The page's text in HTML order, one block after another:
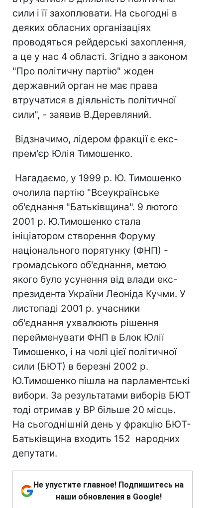
сили і її захоплювати. На сьогодні в
деяких обласних організаціях
проводяться рейдерські захоплення,
а це у нас 4 області. Згідно з законом
"Про політичну партію" жоден
державний орган не має права
втручатися в діяльність політичної
сили", - заявив В.Деревляний.
Відзначимо, лідером фракції є екс-
прем'єр Юлія Тимошенко.
Нагадаємо, у 1999 р. Ю. Тимошенко
очолила партію "Всеукраїнське
об'єднання "Батьківщина". 9 лютого
2001 р. Ю.Тимошенко стала
ініціатором створення Форуму
національного порятунку (ФНП) -
громадського об'єднання, метою
якого було усунення від влади екс-
президента України Леоніда Кучми. У
листопаді 2001 р. учасники
об'єднання ухвалюють рішення
перейменувати ФНП в Блок Юлії
Тимошенко, і на чолі цієї політичної
сили (БЮТ) в березні 2002 р.
Ю.Тимошенко пішла на парламентські
вибори. За результатами виборів БЮТ
тоді отримав у ВР більше 20 місць.
На сьогоднішній день у фракцію БЮТ-
Батьківщина входить 152 народних
депутати.
Не упустите главное! Подпишитесь на
наши обновления в Google!